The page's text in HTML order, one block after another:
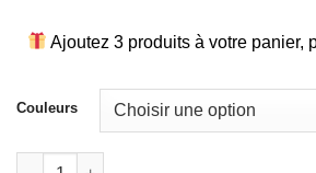
Ajoutez 3 produits à votre panier,
Couleurs
quantité de coque souple universelle